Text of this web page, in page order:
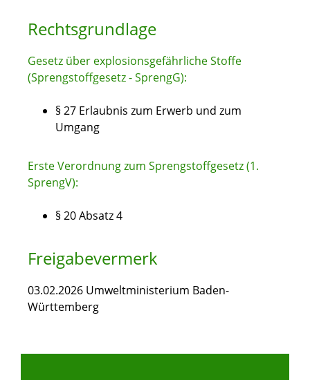
Rechtsgrundlage
Gesetz über explosionsgefährliche Stoffe
(Sprengstoffgesetz - SprengG):
§ 27 Erlaubnis zum Erwerb und zum
Umgang
Erste Verordnung zum Sprengstoffgesetz (1.
SprengV):
§ 20 Absatz 4
Freigabevermerk
03.02.2026 Umweltministerium Baden-
Württemberg